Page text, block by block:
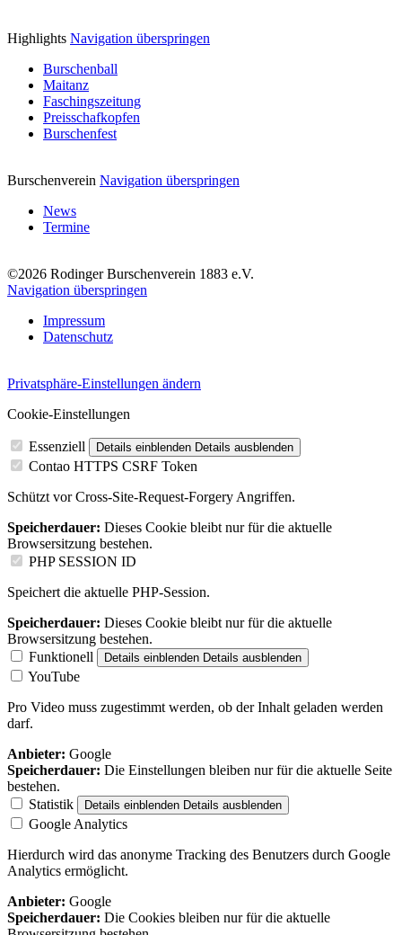
Highlights Navigation überspringen
Burschenball
Maitanz
Faschingszeitung
Preisschafkopfen
Burschenfest
Burschenverein Navigation überspringen
News
Termine
©2026 Rodinger Burschenverein 1883 e.V.
Navigation überspringen
Impressum
Datenschutz
Privatsphäre-Einstellungen ändern
Cookie-Einstellungen
Essenziell Details einblenden Details ausblenden
Contao HTTPS CSRF Token
Schützt vor Cross-Site-Request-Forgery Angriffen.
Speicherdauer: Dieses Cookie bleibt nur für die aktuelle
Browsersitzung bestehen.
PHP SESSION ID
Speichert die aktuelle PHP-Session.
Speicherdauer: Dieses Cookie bleibt nur für die aktuelle
Browsersitzung bestehen.
Funktionell
Details einblenden Details ausblenden
YouTube
Pro Video muss zugestimmt werden, ob der Inhalt geladen werden
darf.
Anbieter: Google
Speicherdauer: Die Einstellungen bleiben nur für die aktuelle Seite
bestehen.
Statistik
Details einblenden Details ausblenden
Google Analytics
Hierdurch wird das anonyme Tracking des Benutzers durch Google
Analytics ermöglicht.
Anbieter: Google
Speicherdauer: Die Cookies bleiben nur für die aktuelle